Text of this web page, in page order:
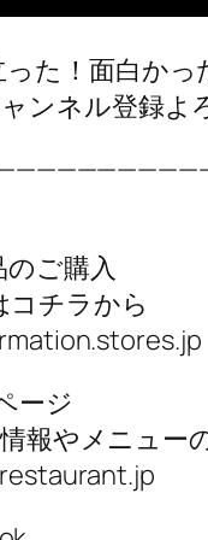
た！面白か
ンネル登録
ご購入
コチラから
ージ
報やメニュー